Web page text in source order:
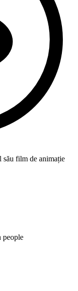
său film de animație
people